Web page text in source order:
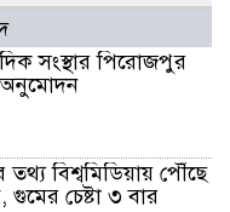
সংস্থার পিরোজপুর
অনুমোদন
তথ্য বিশ্বমিডিয়ায় পৌঁছে
চেষ্টা ৩ বার